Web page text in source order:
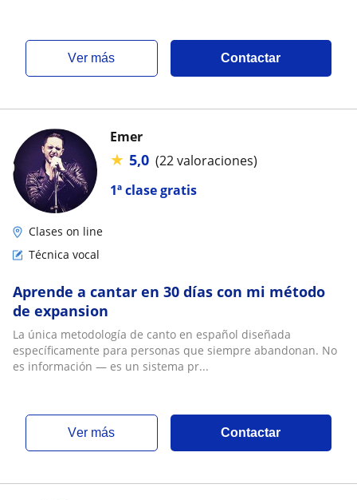
ver más Contactar
1ª clase gratis
Emer
★ 5,0 (22 valoraciones)
Clases on line
Técnica vocal
Aprende a cantar en 30 días con mi método
de expansion
La única metodología de canto en español diseñada
específicamente para personas que siempre abandonan. No
es información — es un sistema pr...
ver más Contactar